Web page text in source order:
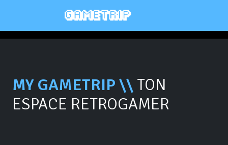
MY GAMETRIP \\ TON
ESPACE RETROGAMER